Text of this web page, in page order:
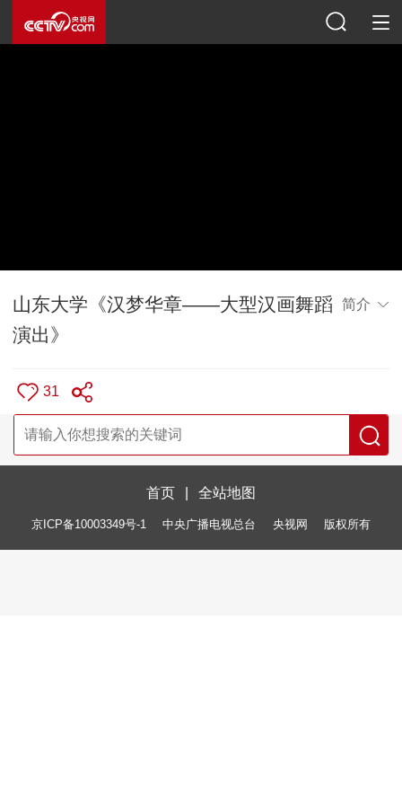
山东大学《汉梦华章——大型汉画舞蹈
演出》
简介
31
首页 全站地图
京ICP备10003349号-1 中央广播电视总台 央视网 版权所有